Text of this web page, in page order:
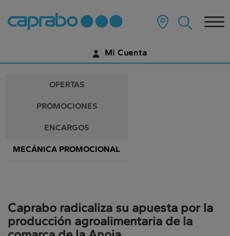
Promociones
y
descuentos
en
nuestros
supermercados
contenido
página
Mi Cuenta
¿AÚN NO TIENES UNA CUENTA DIGITAL?
OFERTAS
PROMOCIONES
ENCARGOS
MECÁNICA PROMOCIONAL
Caprabo radicaliza su apuesta por la
producción agroalimentaria de la